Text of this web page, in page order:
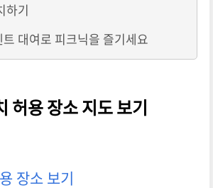
하기
대여로 피크닉을 즐기세요
허용 장소 지도 보기
장소 보기